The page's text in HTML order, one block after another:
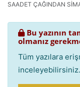
SAADET ÇAĞINDAN
Bu yazının
olmanız
Tüm yazılara
inceleyebilirsiniz.